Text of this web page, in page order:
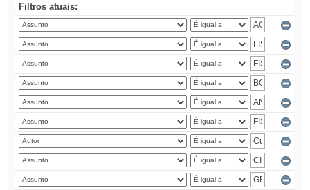
Filtros atuais: